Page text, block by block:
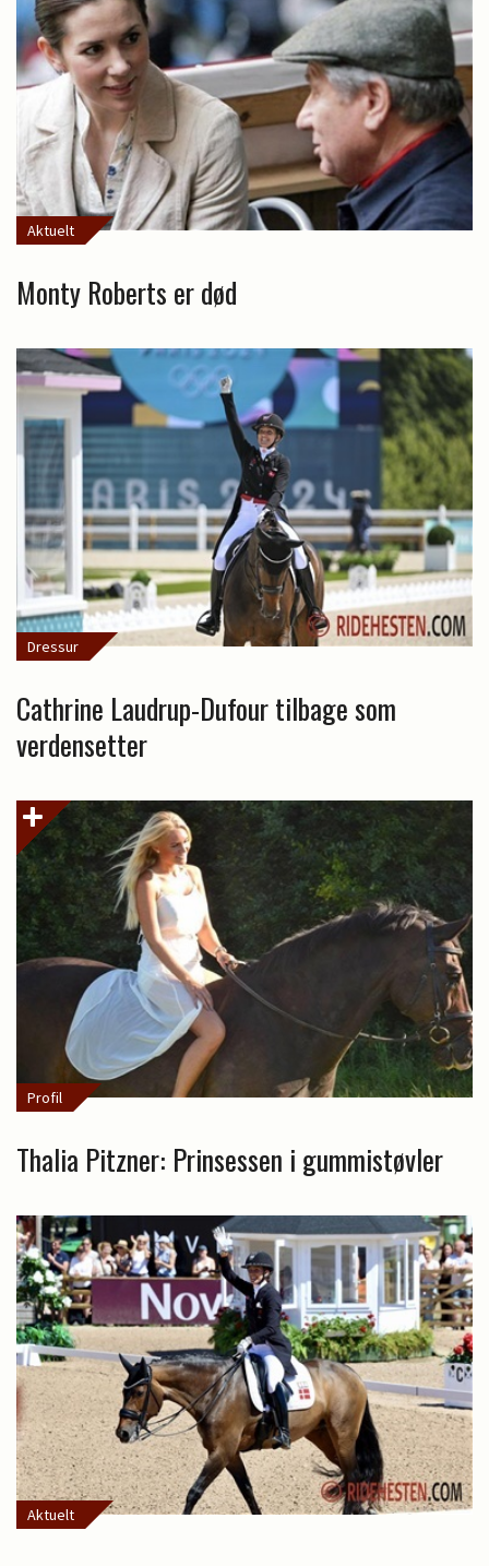
Aktuelt
Monty Roberts er død
Dressur
Cathrine Laudrup-Dufour tilbage som
verdensetter
Profil
Thalia Pitzner: Prinsessen i gummistøvler
Aktuelt